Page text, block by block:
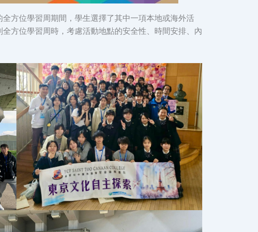
方位學習周期間，學生選擇了其中一項本地或海外活
方位學習周時，考慮活動地點的安全性、時間安排、內